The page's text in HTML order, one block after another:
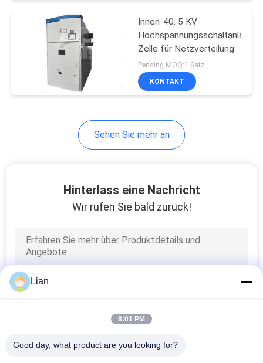
Innen-40. 5 KV-
Hochspannungsschaltanlage-
Zelle für Netzverteilung
Pending MOQ:1 Satz
KONTAKT
Sehen Sie mehr an
Hinterlass eine Nachricht
Wir rufen Sie bald zurück!
Lian
8:01 PM
Good day, what product are you looking for?